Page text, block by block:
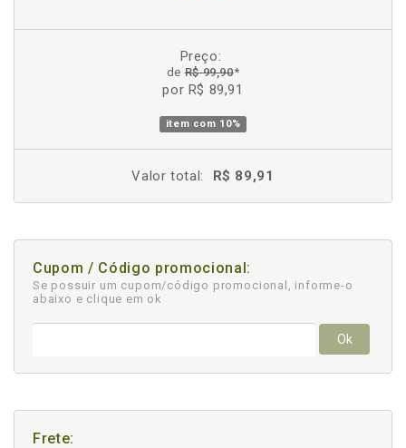
Preço:
deR$ 99,90*
por R$ 89,91
item com 10%
Valor total: R$ 89,91
Cupom / Código promocional:
Se possuir um cupom/código promocional, informe-o
abaixo e clique em ok
Ok
Frete: